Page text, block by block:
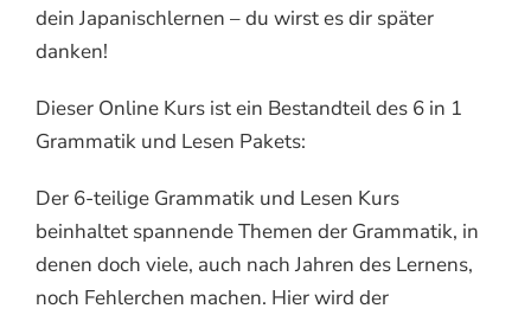
dein Japanischlernen – du wirst es dir später
danken!
Dieser Online Kurs ist ein Bestandteil des 6 in 1
Grammatik und Lesen Pakets:
Der 6-teilige Grammatik und Lesen Kurs
beinhaltet spannende Themen der Grammatik, in
denen doch viele, auch nach Jahren des Lernens,
noch Fehlerchen machen. Hier wird der